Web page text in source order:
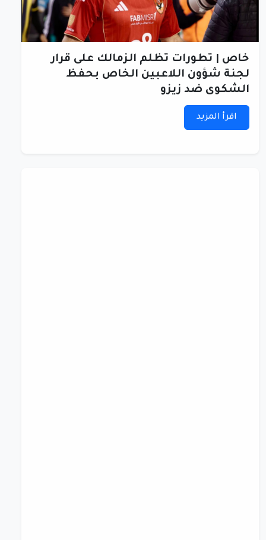
خاص | تطورات تظلم الزمالك على قرار
لجنة شؤون اللاعبين الخاص بحفظ
الشكوى ضد زيزو
اقرأ المزيد